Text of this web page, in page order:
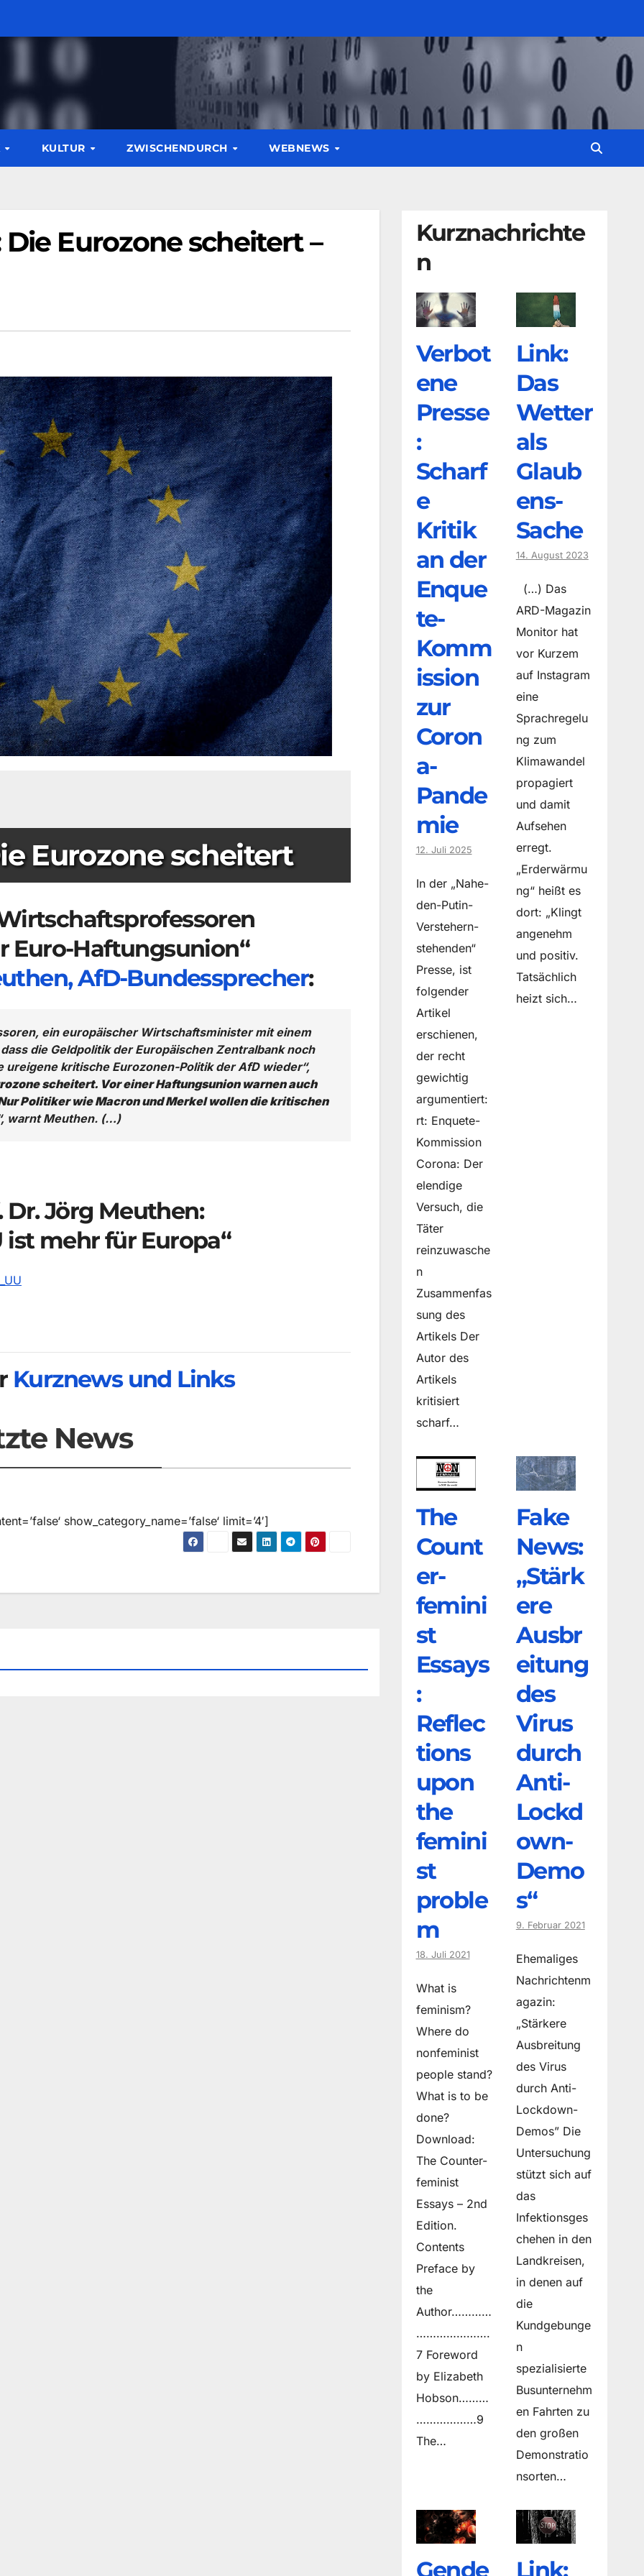
KULTUR ZWISCHENDURCH WEBNEWS
Eurozone scheitert –
Eurozone scheitert
Euro-Haftungsunion“
AfD-Bundessprecher:
ein europäischer Wirtschaftsminister mit einem
die Geldpolitik der Europäischen Zentralbank noch
kritische Eurozonen-Politik der AfD wieder“,
scheitert. Vor einer Haftungsunion warnen auch
Politiker wie Macron und Merkel wollen die kritischen
warnt Meuthen. (…)
Dr. Jörg Meuthen:
ist mehr für Europa“
Kurznews und Links
News
show_category_name=’false‘ limit=’4′]
Kurznachrichte
n
Verbot
ene
Presse
:
Scharf
e
Kritik
an der
Enque
te-
Komm
ission
zur
Coron
a-
Pande
mie
12. Juli 2025
In der „Nahe-
den-Putin-
Verstehern-
stehenden“
Presse, ist
folgender
Artikel
erschienen,
der recht
gewichtig
argumentiert:
rt: Enquete-
Kommission
Corona: Der
elendige
Versuch, die
Täter
reinzuwasche
n
Zusammenfas
sung des
Artikels Der
Autor des
Artikels
kritisiert
scharf…
Link:
Das
Wetter
als
Glaub
ens-
Sache
14. August 2023
(…) Das
ARD-Magazin
Monitor hat
vor Kurzem
auf Instagram
eine
Sprachregelu
ng zum
Klimawandel
propagiert
und damit
Aufsehen
erregt.
„Erderwärmu
ng“ heißt es
dort: „Klingt
angenehm
und positiv.
Tatsächlich
heizt sich…
The
Count
er­
femini
st
Essays
:
Reflec
tions
upon
the
femini
st
proble
m
18. Juli 2021
What is
feminism?
Where do
non­feminist
people stand?
What is to be
done?
Download:
The Counter-
feminist
Essays – 2nd
Edition.
Contents
Preface by
the
Author…………
………………….
7 Foreword
by Elizabeth
Hobson………
………………9
The…
Fake
News:
„Stärk
ere
Ausbr
eitung
des
Virus
durch
Anti-
Lockd
own-
Demo
s“
9. Februar 2021
Ehemaliges
Nachrichtenm
agazin:
„Stärkere
Ausbreitung
des Virus
durch Anti-
Lockdown-
Demos” Die
Untersuchung
stützt sich auf
das
Infektionsges
chehen in den
Landkreisen,
in denen auf
die
Kundgebunge
n
spezialisierte
Busunternehm
en Fahrten zu
den großen
Demonstratio
nsorten…
Gende Link: